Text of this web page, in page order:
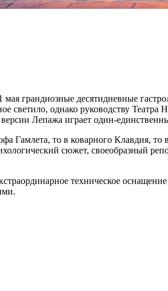
грандиозные десятидневные
светило, однако руководству
Лепажа играет один-
Гамлета, то в коварного Клавдия,
сюжет, своеобразный
техническое